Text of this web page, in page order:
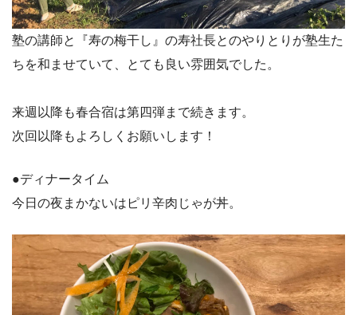
塾の講師と『寿の梅干し』の寿社長とのやりとりが塾生た
ちを和ませていて、とても良い雰囲気でした。
来週以降も春合宿は第四弾まで続きます。
次回以降もよろしくお願いします！
●ディナータイム
今日の夜まかないはピリ辛肉じゃが丼。